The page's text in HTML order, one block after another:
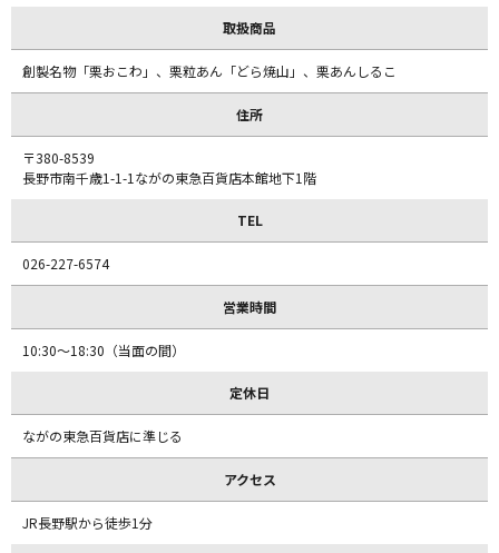
取扱商品
創製名物「栗おこわ」、栗粒あん「どら焼山」、栗あんしるこ
住所
〒380-8539
長野市南千歳1-1-1ながの東急百貨店本館地下1階
TEL
026-227-6574
営業時間
10:30～18:30（当面の間）
定休日
ながの東急百貨店に準じる
アクセス
JR長野駅から徒歩1分